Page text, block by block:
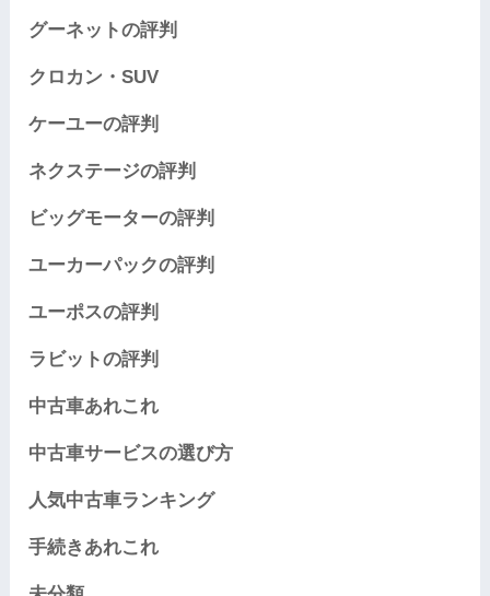
グーネットの評判
クロカン・SUV
ケーユーの評判
ネクステージの評判
ビッグモーターの評判
ユーカーパックの評判
ユーポスの評判
ラビットの評判
中古車あれこれ
中古車サービスの選び方
人気中古車ランキング
手続きあれこれ